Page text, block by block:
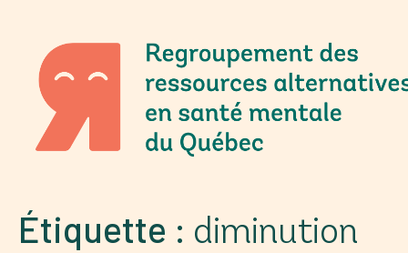
Étiquette : diminution